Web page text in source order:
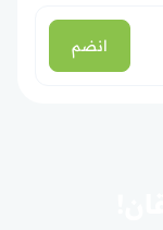
انضم